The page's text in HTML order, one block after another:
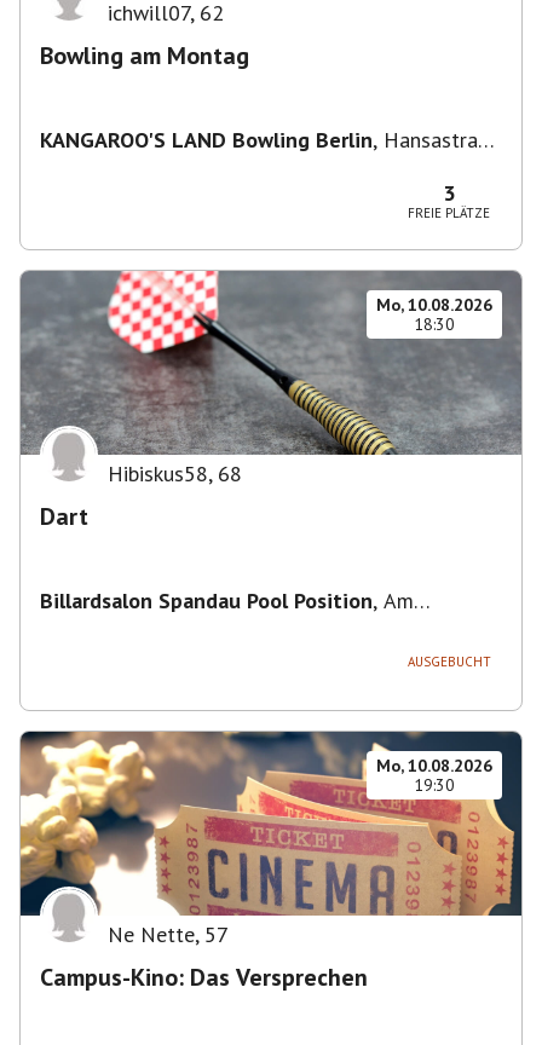
ichwill07, 62
Bowling am Montag
KANGAROO'S LAND Bowling Berlin, Hansastraße
3
FREIE PLÄTZE
Mo, 10.08.2026
18:30
Hibiskus58, 68
Dart
Billardsalon Spandau Pool Position, Am
AUSGEBUCHT
Mo, 10.08.2026
19:30
Ne Nette, 57
Campus-Kino: Das Versprechen